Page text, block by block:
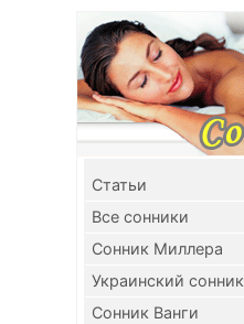
Cтатьи
Все сонники
Сонник Миллера
Украинский сонник
Сонник Ванги